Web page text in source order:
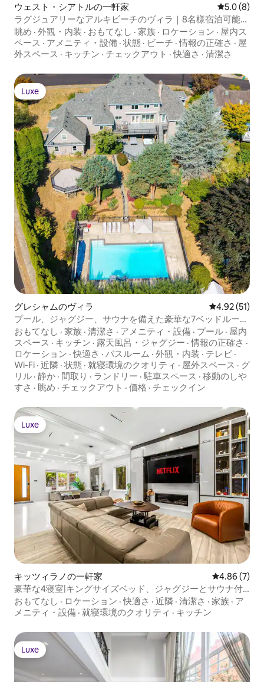
ウェスト・シアトルの一軒家 レビュー8
5.0 (8)
ラグジュアリーなアルキビーチのヴィラ｜8名様宿泊可能｜
360度の屋上
眺め · 外観・内装 · おもてなし · 家族 · ロケーション · 屋内ス
ペース · アメニティ・設備 · 状態 · ビーチ ·情報の正確さ · 屋
外スペース · キッチン · チェックアウト ·快適さ · 清潔さ
Luxe
Luxe
グレシャムのヴィラ レビュー51
4.92 (51)
プール、ジャグジー、サウナを備えた豪華な7ベッドルーム
ヴィラ
おもてなし · 家族 · 清潔さ · アメニティ・設備 · プール · 屋内
スペース · キッチン · 露天風呂・ジャグジー ·情報の正確さ ·
ロケーション ·快適さ · バスルーム · 外観・内装 · テレビ ·
Wi-Fi · 近隣 · 状態 · 就寝環境のクオリティ · 屋外スペース · グ
リル · 静か · 間取り · ランドリー · 駐車スペース · 移動のしや
すさ · 眺め · チェックアウト · 価格 · チェックイン
Luxe
Luxe
キッツィラノの一軒家 レビュー7
4.86 (7)
豪華な4寝室|キングサイズベッド、ジャグジーとサウナ付
き|屋上
おもてなし · ロケーション ·快適さ · 近隣 · 清潔さ · 家族 · ア
メニティ・設備 · 就寝環境のクオリティ · キッチン
Luxe
Luxe